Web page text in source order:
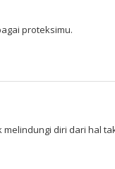
proteksimu.
diri dari hal